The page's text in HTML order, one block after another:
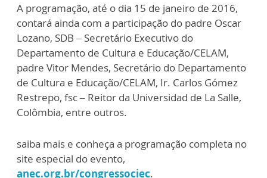
A programação, até o dia 15 de janeiro de 2016,
contará ainda com a participação do padre Oscar
Lozano, SDB – Secretário Executivo do
Departamento de Cultura e Educação/CELAM,
padre Vitor Mendes, Secretário do Departamento
de Cultura e Educação/CELAM, Ir. Carlos Gómez
Restrepo, fsc – Reitor da Universidad de La Salle,
Colômbia, entre outros.
saiba mais e conheça a programação completa no
site especial do evento,
anec.org.br/congressociec.